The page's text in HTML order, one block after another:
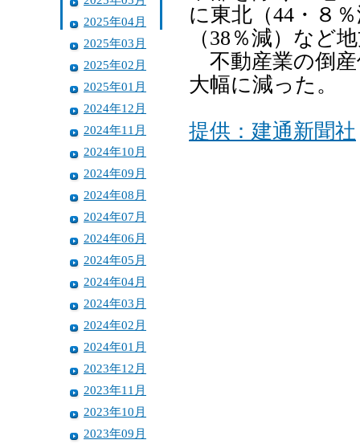
2025年04月
2025年03月
2025年02月
2025年01月
2024年12月
2024年11月
2024年10月
2024年09月
2024年08月
2024年07月
2024年06月
2024年05月
2024年04月
2024年03月
2024年02月
2024年01月
2023年12月
2023年11月
2023年10月
2023年09月
に東北（44・８
（38％減）など
不動産業の倒産
大幅に減った。
提供：建通新聞社